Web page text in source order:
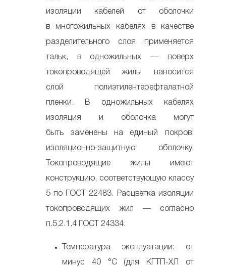
изоляции кабелей от оболочки
в многожильных кабелях в качестве
разделительного слоя применяется
тальк, в одножильных — поверх
токопроводящей жилы наносится
слой полиэтилентерефталатной
пленки. В одножильных кабелях
изоляция и оболочка могут
быть заменены на единый покров:
изоляционно-защитную оболочку.
Токопроводящие жилы имеют
конструкцию, соответствующую классу
5 по ГОСТ 22483. Расцветка изоляции
токопроводящих жил — согласно
п.5.2.1.4 ГОСТ 24334.
Температура эксплуатации: от
минус 40 °С (для КГТП-ХЛ от